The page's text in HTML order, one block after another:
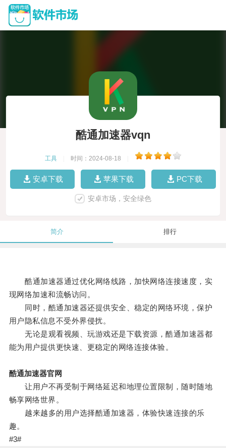
酷通加速器vqn
工具 时间：2024-08-18
安卓下载 苹果下载 PC下载
安卓市场，安全绿色
简介 排行
酷通加速器通过优化网络线路，加快网络连接速度，实
现网络加速和流畅访问。
同时，酷通加速器还提供安全、稳定的网络环境，保护
用户隐私信息不受外界侵扰。
无论是观看视频、玩游戏还是下载资源，酷通加速器都
能为用户提供更快速、更稳定的网络连接体验。
酷通加速器官网
让用户不再受制于网络延迟和地理位置限制，随时随地
畅享网络世界。
越来越多的用户选择酷通加速器，体验快速连接的乐
趣。
#3#